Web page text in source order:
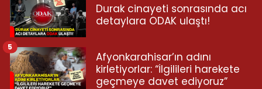
Durak cinayeti sonrasında acı
detaylara ODAK ulaştı!
Afyonkarahisar’ın adını
kirletiyorlar: “İlgilileri harekete
geçmeye davet ediyoruz”
5